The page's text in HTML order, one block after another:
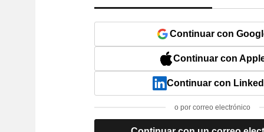
Continuar con
Continuar con
Continuar con
o por correo electrónico